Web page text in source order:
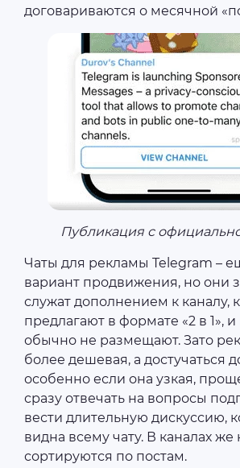
договариваются о месячной
Публикация с
Чаты для рекламы Telegram –
вариант продвижения, но они
служат дополнением к каналу,
предлагают в формате «2 в 1»,
обычно не размещают. Зато
более дешевая, а достучаться
особенно если она узкая,
сразу отвечать на вопросы
вести длительную дискуссию,
видна всему чату. В каналах
сортируются по постам.